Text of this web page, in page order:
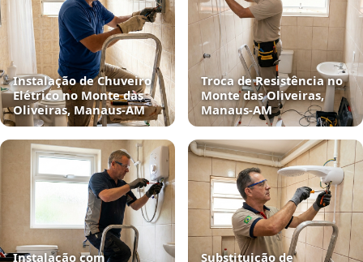
Instalação de Chuveiro
Elétrico no Monte das
Oliveiras, Manaus‑AM
Troca de Resistência no
Monte das Oliveiras,
Manaus‑AM
Instalação com
Substituição de